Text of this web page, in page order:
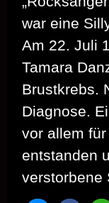
war eine
Am 22. Juli
Tamara
Brustkrebs.
Diagnose.
vor allem
entstanden
verstorbene